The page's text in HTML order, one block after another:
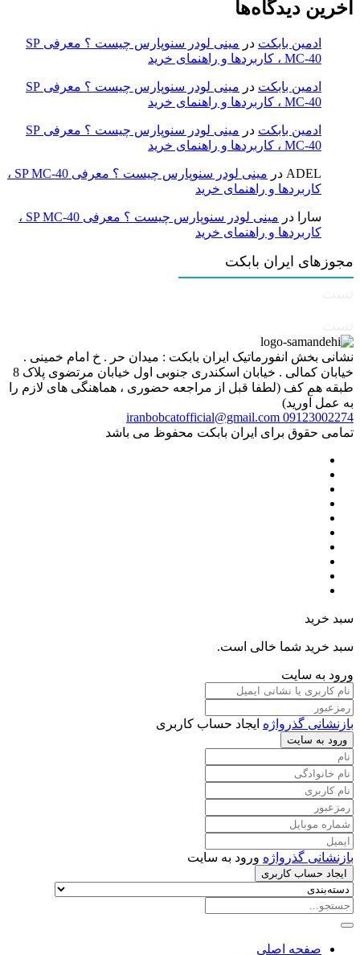
آخرین دیدگاه‌ها
ادمین بابکت در
مینی لودر سنوپارس چیست ؟ معرفی SP
MC-40 ، کاربردها و راهنمای خرید
ادمین بابکت در
مینی لودر سنوپارس چیست ؟ معرفی SP
MC-40 ، کاربردها و راهنمای خرید
ادمین بابکت در
مینی لودر سنوپارس چیست ؟ معرفی SP
MC-40 ، کاربردها و راهنمای خرید
ADEL در
مینی لودر سنوپارس چیست ؟ معرفی SP MC-40 ،
کاربردها و راهنمای خرید
سارا در
مینی لودر سنوپارس چیست ؟ معرفی SP MC-40 ،
کاربردها و راهنمای خرید
مجوزهای ایران بابکت
نشانی بخش انفورماتیک ایران بابکت : میدان حر . خ امام خمینی .
خیابان کمالی . خیابان اسکندری جنوبی اول خیابان مرتضوی پلاک 8
طبقه هم کف (لطفا قبل از مراجعه حضوری ، هماهنگی های لازم را
به عمل آورید)
09123002274
iranbobcatofficial@gmail.com
تمامی حقوق برای ایران بابکت محفوظ می باشد
سبد خرید
سبد خرید شما خالی است.
ورود به سایت
بازنشانی گذرواژه ایجاد حساب کاربری
ورود به سایت
بازنشانی گذرواژه ورود به سایت
ایجاد حساب کاربری
صفحه اصلی